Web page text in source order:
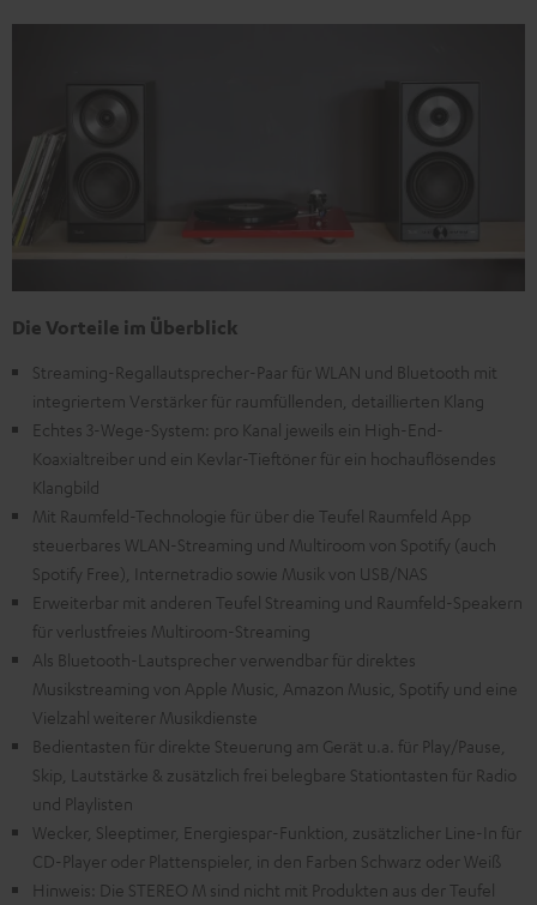
Die Vorteile im Überblick
Streaming-Regallautsprecher-Paar für WLAN und Bluetooth mit
integriertem Verstärker für raumfüllenden, detaillierten Klang
Echtes 3-Wege-System: pro Kanal jeweils ein High-End-
Koaxialtreiber und ein Kevlar-Tieftöner für ein hochauflösendes
Klangbild
Mit Raumfeld-Technologie für über die Teufel Raumfeld App
steuerbares WLAN-Streaming und Multiroom von Spotify (auch
Spotify Free), Internetradio sowie Musik von USB/NAS
Erweiterbar mit anderen Teufel Streaming und Raumfeld-Speakern
für verlustfreies Multiroom-Streaming
Als Bluetooth-Lautsprecher verwendbar für direktes
Musikstreaming von Apple Music, Amazon Music, Spotify und eine
Vielzahl weiterer Musikdienste
Bedientasten für direkte Steuerung am Gerät u.a. für Play/Pause,
Skip, Lautstärke & zusätzlich frei belegbare Stationtasten für Radio
und Playlisten
Wecker, Sleeptimer, Energiespar-Funktion, zusätzlicher Line-In für
CD-Player oder Plattenspieler, in den Farben Schwarz oder Weiß
Hinweis: Die STEREO M sind nicht mit Produkten aus der Teufel